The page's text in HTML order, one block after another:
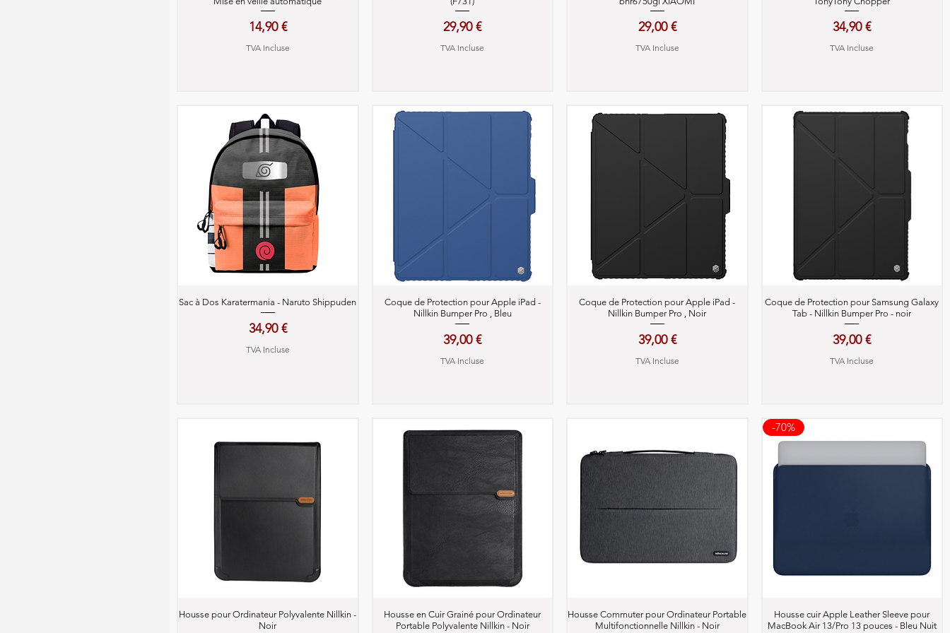
Prix
14,90 €
TVA Incluse
Prix
29,90 €
TVA Incluse
Prix
29,00 €
TVA Incluse
Prix
34,90 €
TVA Incluse
Aperçu rapide
Sac à Dos Karatermania - Naruto Shippuden
Prix
34,90 €
TVA Incluse
Aperçu rapide
Coque de Protection pour Apple iPad -
Nillkin Bumper Pro , Bleu
Prix
39,00 €
TVA Incluse
Aperçu rapide
Coque de Protection pour Apple iPad -
Nillkin Bumper Pro , Noir
Prix
39,00 €
TVA Incluse
Aperçu rapide
Coque de Protection pour Samsung Galaxy
Tab - Nillkin Bumper Pro - noir
Prix
39,00 €
TVA Incluse
Aperçu rapide
Housse pour Ordinateur Polyvalente Nillkin -
Noir
Aperçu rapide
Housse en Cuir Grainé pour Ordinateur
Portable Polyvalente Nillkin - Noir
Aperçu rapide
Housse Commuter pour Ordinateur Portable
Multifonctionnelle Nillkin - Noir
Aperçu rapide
-70%
Housse cuir Apple Leather Sleeve pour
MacBook Air 13/Pro 13 pouces - Bleu Nuit